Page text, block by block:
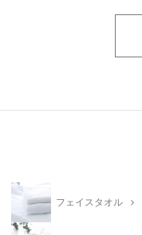
フェイスタオル